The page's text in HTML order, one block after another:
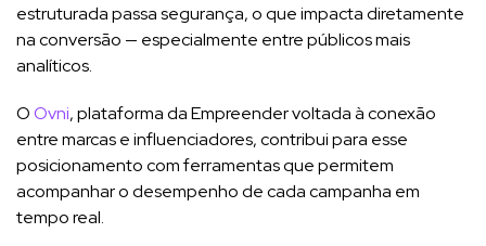
estruturada passa segurança, o que impacta diretamente
na conversão — especialmente entre públicos mais
analíticos.
OOvni, plataforma da Empreender voltada à conexão
entre marcas e influenciadores, contribui para esse
posicionamento com ferramentas que permitem
acompanhar o desempenho de cada campanha em
tempo real.